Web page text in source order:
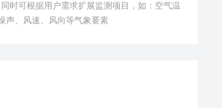
时可根据用户需求扩展监测项目，如：空气温
声、风速、风向等气象要素